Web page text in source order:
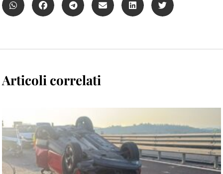
Articoli correlati